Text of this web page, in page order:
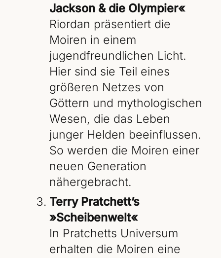
Jackson & die Olympier«
Riordan präsentiert die
Moiren in einem
jugendfreundlichen Licht.
Hier sind sie Teil eines
größeren Netzes von
Göttern und mythologischen
Wesen, die das Leben
junger Helden beeinflussen.
So werden die Moiren einer
neuen Generation
nähergebracht.
Terry Pratchett’s
»Scheibenwelt«
In Pratchetts Universum
erhalten die Moiren eine